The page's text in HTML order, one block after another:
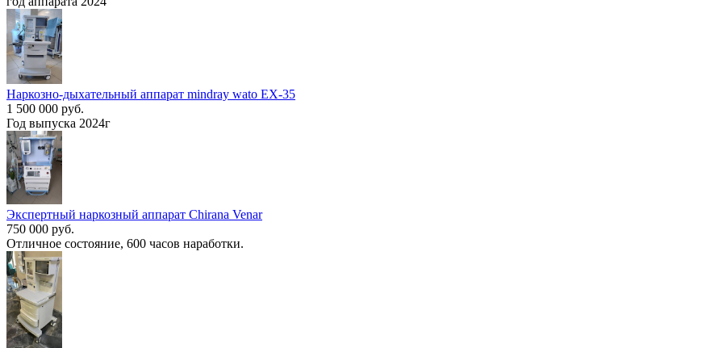
Наркозно-дыхательный аппарат mindray wato EX-35
1 500 000 руб.
Год выпуска 2024г
Экспертный наркозный аппарат Chirana Venar
750 000 руб.
Отличное состояние, 600 часов наработки.